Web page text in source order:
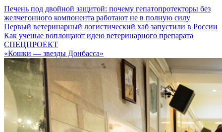
Печень под двойной защитой: почему гепатопротекторы без
желчегонного компонента работают не в полную силу
Первый ветеринарный логистический хаб запустили в России
Как ученые воплощают идею ветеринарного препарата
СПЕЦПРОЕКТ
«Кошки — звезды Донбасса»